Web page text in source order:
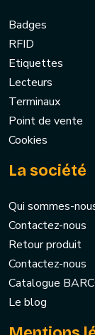
Badges
RFID
Etiquettes
Lecteurs
Terminaux
Point de vente
Cookies
La société
Qui sommes-
Contactez-nous
Retour produit
Contactez-nous
Catalogue
Le blog